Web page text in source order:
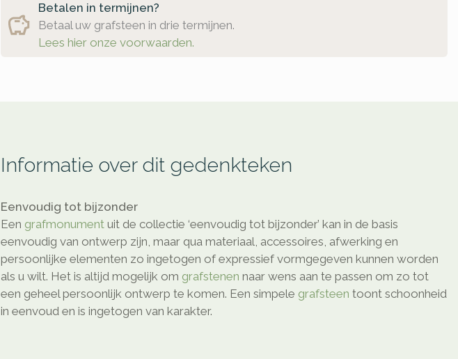
Betalen in termijnen?
Betaal uw grafsteen in drie termijnen.
Lees hier onze voorwaarden.
Informatie over dit gedenkteken
Eenvoudig tot bijzonder
Een grafmonument uit de collectie ‘eenvoudig tot bijzonder’ kan in de basis
eenvoudig van ontwerp zijn, maar qua materiaal, accessoires, afwerking en
persoonlijke elementen zo ingetogen of expressief vormgegeven kunnen worden
als u wilt. Het is altijd mogelijk om grafstenen naar wens aan te passen om zo tot
een geheel persoonlijk ontwerp te komen. Een simpele grafsteen toont schoonheid
in eenvoud en is ingetogen van karakter.